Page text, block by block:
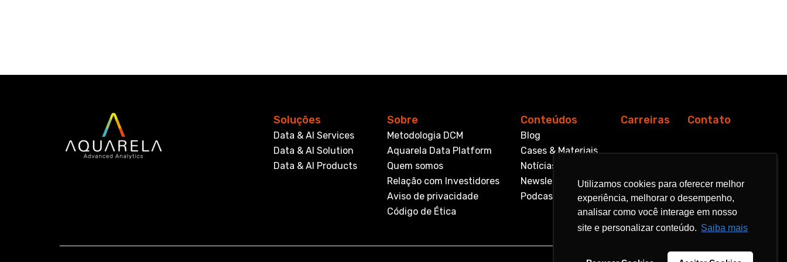
Utilizamos cookies para oferecer melhor
experiência, melhorar o desempenho,
analisar como você interage em nosso
site e personalizar conteúdo. Saiba mais
Utilizamos cookies para oferecer melhor
experiência, melhorar o desempenho,
analisar como você interage em nosso
site e personalizar conteúdo. Saiba mais
Soluções
Data & AI Services
Data & AI Solution
Data & AI Products
Sobre
Metodologia DCM
Aquarela Data Platform
Quem somos
Relação com Investidores
Aviso de privacidade
Código de Ética
Conteúdos
Blog
Cases & Materiais
Notícias
Newsletter
Podcast
Carreiras Contato